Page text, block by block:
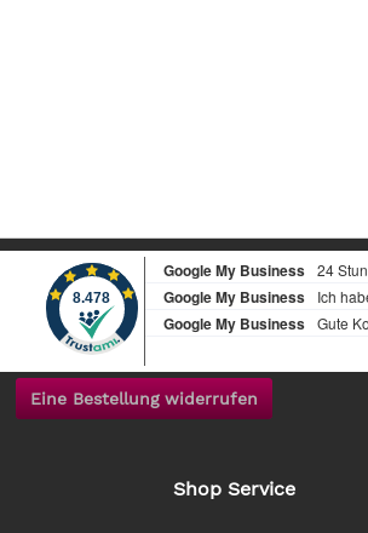
Eine Bestellung widerrufen
Shop Service